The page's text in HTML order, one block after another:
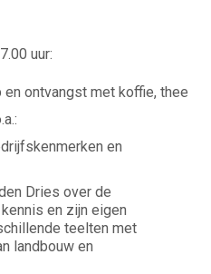
uur:
en ontvangst met koffie, thee
en
Dries over de
en zijn eigen
teelten met
landbouw en